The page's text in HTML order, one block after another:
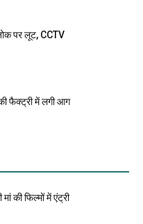
पर लूट, CCTV
फैक्ट्री में लगी आग
की फिल्मों में एंट्री